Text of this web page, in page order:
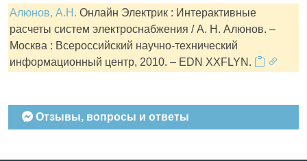
Алюнов, А.Н. Онлайн Электрик : Интерактивные
расчеты систем электроснабжения / А. Н. Алюнов. –
Москва : Всероссийский научно-технический
информационный центр, 2010. – EDN XXFLYN.
Отзывы, вопросы и ответы